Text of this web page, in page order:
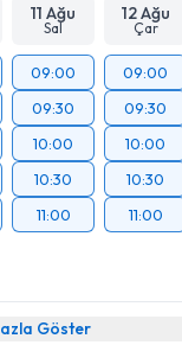
11 Ağu
Sal
12 Ağu
Çar
09:00
09:30
10:00
10:30
11:00
09:00
09:30
10:00
10:30
11:00
Göster